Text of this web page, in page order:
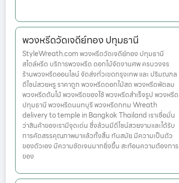
พวงหรีดวัดเจดีย์ทอง ปทุมธานี
StyleWreath.com พวงหรีดวัดเจดีย์ทอง ปทุมธานี
สไตล์หรีด บริการพวงหรีด ดอกไม้จัดงานศพ ครบวงจร
ร้านพวงหรีดออนไลน์ จัดส่งทั่วเขตกรุงเทพ และ ปริมณฑล
ดีไซน์สวยหรู ราคาถูก พวงหรีดดอกไม้สด พวงหรีดพัดลม
พวงหรีดต้นไม้ พวงหรีดของใช้ พวงหรีดสำเร็จรูป พวงหรีด
ปทุมธานี พวงหรีดนนทบุรี พวงหรีดกทม Wreath
delivery to temple in Bangkok Thailand เราเชื่อมั่น
ว่าสินค้าของเรามีจุดเด่น ซึ่งล้วนมีดีไซน์สวยงามและได้รับ
การคัดสรรคุณภาพมาแล้วทั้งสิ้น ทันสมัย มีความเป็นตัว
ของตัวเอง มีความชัดเจนมากยิ่งขึ้น สะท้อนความต้องการ
ของ